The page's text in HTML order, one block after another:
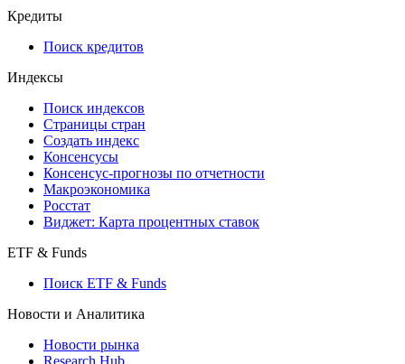
API and Data Feed
API каталог
Кредиты
Поиск кредитов
Индексы
Поиск индексов
Страницы стран
Создать индекс
Консенсусы
Консенсус-прогнозы по отчетности
Макроэкономика
Виджет: Карта процентных ставок
ETF & Funds
Поиск ETF & Funds